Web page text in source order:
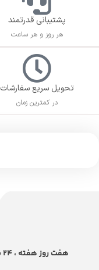
پشتیبانی قدرتمند
هر روز و هر ساعت
تحویل سریع سفارشات
در کمترین زمان
هفت روز هفته ، 24 ساعت شبانه‌روز پاسخگوی شما هستیم